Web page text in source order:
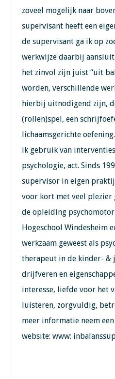
zoveel mogelijk naar
supervisant heeft een
de supervisant ga ik op
werkwijze daarbij
het zinvol zijn juist “uit
worden, verschillende
hierbij uitnodigend zijn,
(rollen)spel, een
lichaamsgerichte
ik gebruik van
psychologie, act. Sinds
supervisor in eigen
voor kort met veel plezier
de opleiding
Hogeschool Windesheim
werkzaam geweest als
therapeut in de kinder- &
drijfveren en
interesse, liefde voor het
luisteren, zorgvuldig,
meer informatie neem
website: www: